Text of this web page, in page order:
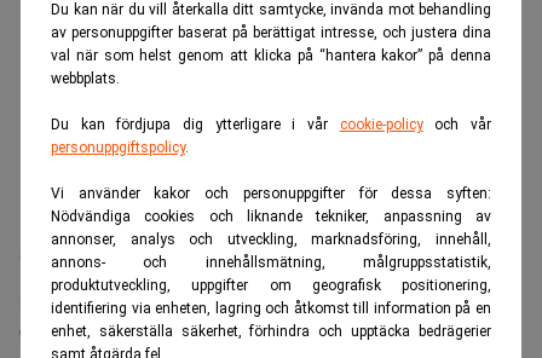
Du kan när du vill återkalla ditt samtycke, invända mot behandling
av personuppgifter baserat på berättigat intresse, och justera dina
val när som helst genom att klicka på “hantera kakor” på denna
webbplats.
Du kan fördjupa dig ytterligare i vår cookie-policyoch vår
personuppgiftspolicy.
Vi använder kakor och personuppgifter för dessa syften:
Nödvändiga cookies och liknande tekniker, anpassning av
annonser, analys och utveckling, marknadsföring, innehåll,
annons- och innehållsmätning, målgruppsstatistik,
produktutveckling, uppgifter om geografisk positionering,
identifiering via enheten, lagring och åtkomst till information på en
enhet, säkerställa säkerhet, förhindra och upptäcka bedrägerier
”Det är svårt att hitta värden när alla föredrar att spela”,
säger Berkshire Hathaways ordförande i en intervju med
CNBC:s Becky Quick.